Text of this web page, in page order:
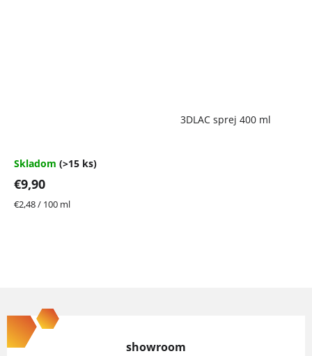
3DLAC sprej 400 ml
4,7
5
hviezdičiek.
Skladom (>15 ks)
€9,90
Jednotková
€2,48 / 100 ml
á
p
showroom